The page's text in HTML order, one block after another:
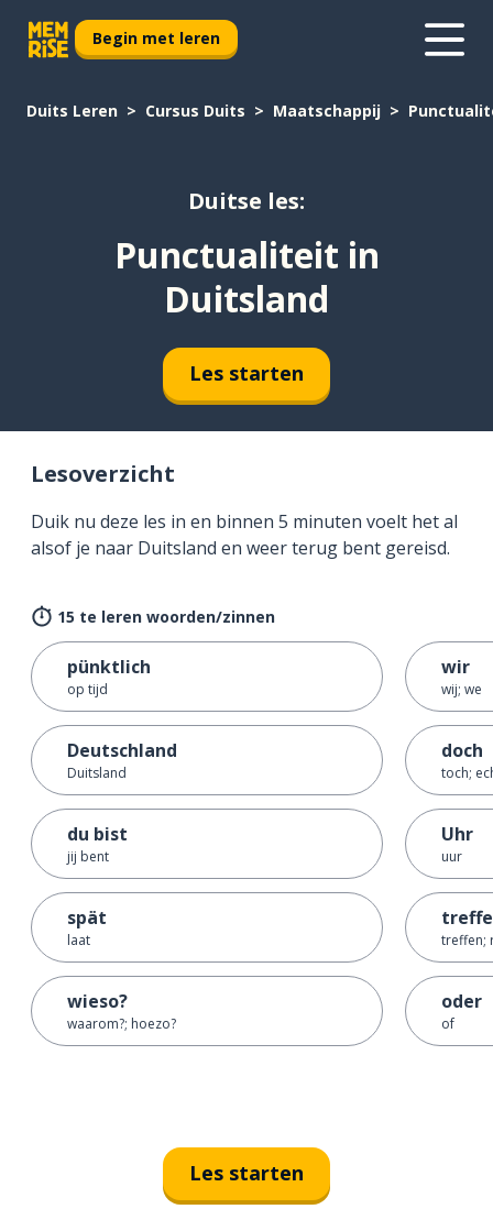
Begin met leren
Duits Leren Cursus Duits Maatschappij
Duitse les:
Punctualiteit in
Duitsland
Les starten
Lesoverzicht
Duik nu deze les in en binnen 5 minuten voelt het al
alsof je naar Duitsland en weer terug bent gereisd.
15 te leren woorden/zinnen
pünktlich
op tijd
Deutschland
Duitsland
du bist
jij bent
spät
laat
wieso?
waarom?; hoezo?
wir
wij; we
doch
toch;
Uhr
uur
treffen;
oder
of
Les starten